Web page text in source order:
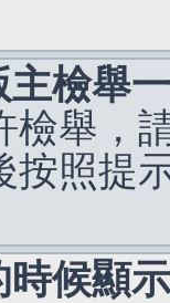
檢舉
檢舉，
按照提
候顯